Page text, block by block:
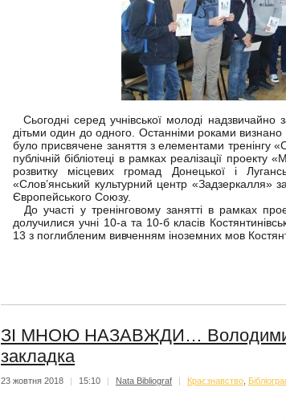
Сьогодні серед учнівської молоді
дітьми один до одного. Останніми роками
було присвячене заняття з елементами тренінгу
публічній бібліотеці в рамках реалізації
розвитку місцевих громад Донецької і
«Слов’янський культурний центр
Європейського Союзу.
До участі у тренінговому занятті в рамках
долучилися учні 10-а та 10-б класів
13 з поглибленим вивченням іноземних мов
ЗІ МНОЮ НАЗАВЖДИ… Володимир
закладка
23 жовтня 2018 | 15:10 | Nata Bibliograf | Краєзнавство